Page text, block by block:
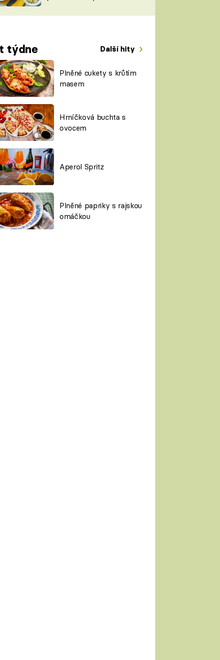
týdne Další hity
Plněné cukety s krůtím
masem
Hrníčková buchta s
ovocem
Aperol Spritz
Plněné papriky s rajskou
omáčkou